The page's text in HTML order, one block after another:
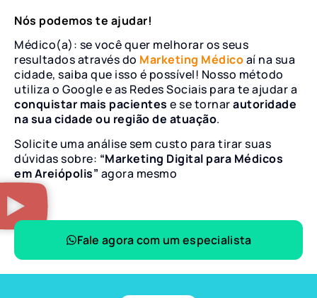
Nós podemos te ajudar!
Médico(a): se você quer melhorar os seus
resultados através do Marketing Médicoaí na sua
cidade, saiba que isso é possível! Nosso método
utiliza o Google e as Redes Sociais para te ajudar a
conquistar mais pacientes e se tornarautoridade
na sua cidade ou região de atuação.
Solicite uma análise sem custo para tirar suas
dúvidas sobre: “Marketing Digital para Médicos
em Areiópolis” agora mesmo
Fale agora com um especialista